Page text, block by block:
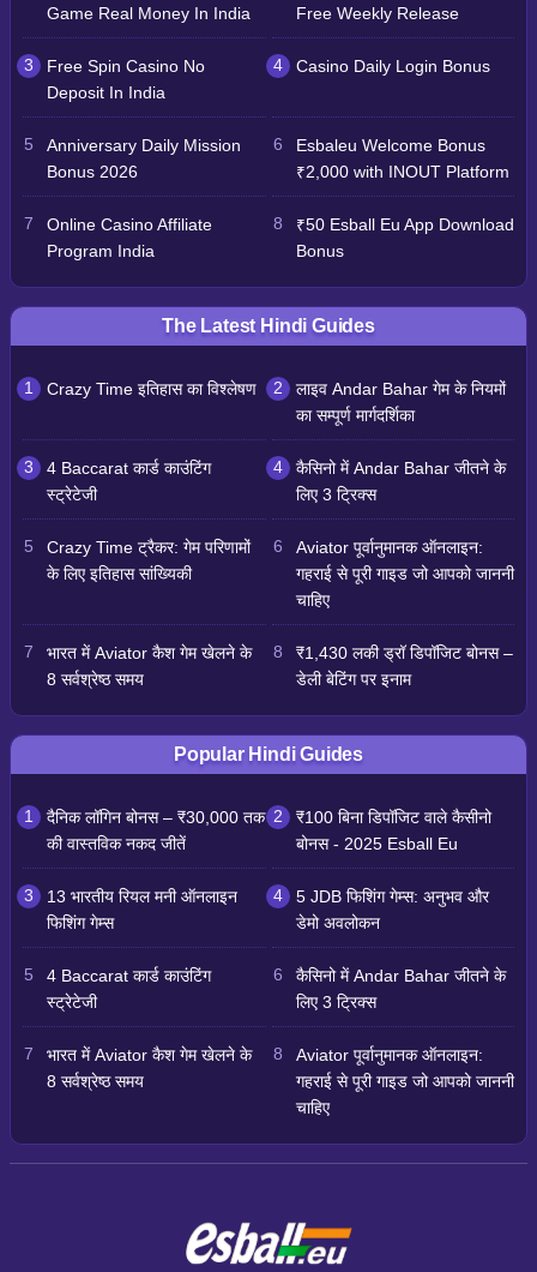
Game Real Money In India
Free Weekly Release
Free Spin Casino No
Deposit In India
Casino Daily Login Bonus
Anniversary Daily Mission
Bonus 2026
Esbaleu Welcome Bonus
₹2,000 with INOUT Platform
Online Casino Affiliate
Program India
₹50 Esball Eu App Download
Bonus
The Latest Hindi Guides
Crazy Time इतिहास का विश्लेषण
लाइव Andar Bahar गेम के नियमों
का सम्पूर्ण मार्गदर्शिका
4 Baccarat कार्ड काउंटिंग
स्ट्रेटेजी
कैसिनो में Andar Bahar जीतने के
लिए 3 ट्रिक्स
Crazy Time ट्रैकर: गेम परिणामों
के लिए इतिहास सांख्यिकी
Aviator पूर्वानुमानक ऑनलाइन:
गहराई से पूरी गाइड जो आपको जाननी
चाहिए
भारत में Aviator कैश गेम खेलने के
8 सर्वश्रेष्ठ समय
₹1,430 लकी ड्रॉ डिपॉजिट बोनस –
डेली बेटिंग पर इनाम
Popular Hindi Guides
दैनिक लॉगिन बोनस – ₹30,000 तक
की वास्तविक नकद जीतें
₹100 बिना डिपॉजिट वाले कैसीनो
बोनस - 2025 Esball Eu
13 भारतीय रियल मनी ऑनलाइन
फिशिंग गेम्स
5 JDB फिशिंग गेम्स: अनुभव और
डेमो अवलोकन
4 Baccarat कार्ड काउंटिंग
स्ट्रेटेजी
कैसिनो में Andar Bahar जीतने के
लिए 3 ट्रिक्स
भारत में Aviator कैश गेम खेलने के
8 सर्वश्रेष्ठ समय
Aviator पूर्वानुमानक ऑनलाइन:
गहराई से पूरी गाइड जो आपको जाननी
चाहिए